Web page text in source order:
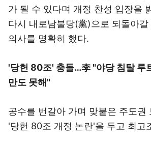
가 될 수 있다며 개정 찬성 입장을
다시 내로남불당(黨)으로 되돌아갈
의사를 명확히 했다.
'당헌 80조' 충돌…李 "야당 침탈 루
만도 못해"
공수를 번갈아 가며 맞붙은 주도권
'당헌 80조 개정 논란'을 두고 최고